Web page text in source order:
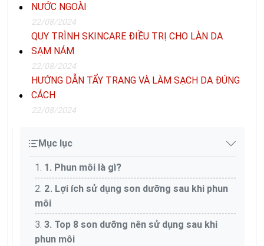
NƯỚC NGOÀI
22/08/2024
QUY TRÌNH SKINCARE ĐIỀU TRỊ CHO LÀN DA
SẠM NÁM
22/08/2024
HƯỚNG DẪN TẨY TRANG VÀ LÀM SẠCH DA ĐÚNG
CÁCH
22/08/2024
Mục lục
1. Phun môi là gì?
2. Lợi ích sử dụng son dưỡng sau khi phun
môi
3. Top 8 son dưỡng nên sử dụng sau khi
phun môi